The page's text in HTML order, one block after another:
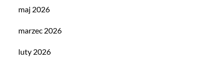
maj 2026
marzec 2026
luty 2026